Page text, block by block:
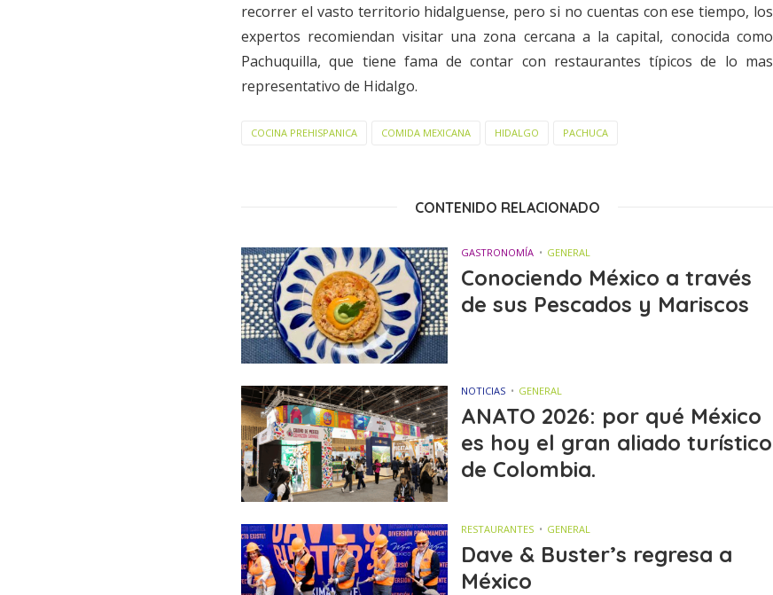
recorrer el vasto territorio hidalguense, pero si no cuentas con ese tiempo, los
expertos recomiendan visitar una zona cercana a la capital, conocida como
Pachuquilla, que tiene fama de contar con restaurantes típicos de lo mas
representativo de Hidalgo.
COCINA PREHISPANICA COMIDA MEXICANA HIDALGO PACHUCA
CONTENIDO RELACIONADO
GASTRONOMÍA GENERAL
Conociendo México a través
de sus Pescados y Mariscos
NOTICIAS GENERAL
ANATO 2026: por qué México
es hoy el gran aliado turístico
de Colombia.
RESTAURANTES GENERAL
Dave & Buster’s regresa a
México